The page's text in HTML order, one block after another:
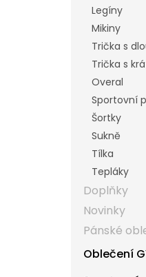
Legíny
Mikiny
Trička s
Trička s
Overal
Sportovní
Šortky
Sukně
Tílka
Tepláky
Doplňky
Novinky
Pánské
Oblečení